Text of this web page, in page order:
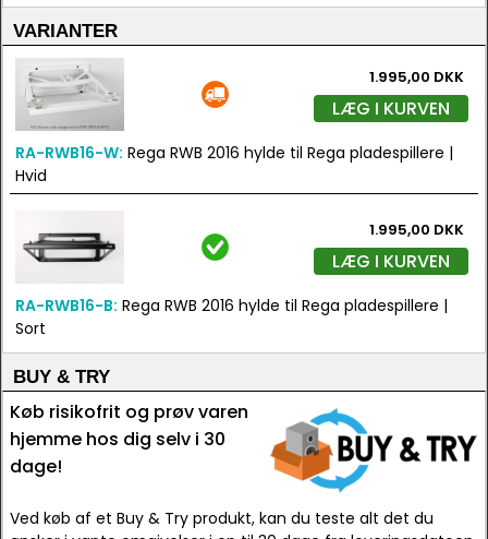
VARIANTER
1.995,00 DKK
LÆG I KURVEN
RA-RWB16-W: Rega RWB 2016 hylde til Rega pladespillere |
Hvid
1.995,00 DKK
LÆG I KURVEN
RA-RWB16-B: Rega RWB 2016 hylde til Rega pladespillere |
Sort
BUY & TRY
Køb risikofrit og prøv varen
hjemme hos dig selv i 30
dage!
Ved køb af et Buy & Try produkt, kan du teste alt det du